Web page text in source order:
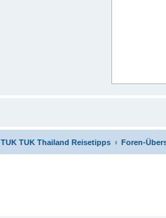
TUK TUK Thailand Reisetipps Foren-